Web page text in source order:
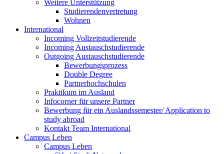
Weitere Unterstützung
Studierendenvertretung
Wohnen
International
Incoming Vollzeitstudierende
Incoming Austauschstudierende
Outgoing Austauschstudierende
Bewerbungsprozess
Double Degree
Partnerhochschulen
Praktikum im Ausland
Infocorner für unsere Partner
Bewerbung für ein Auslandssemester/ Application to
study abroad
Kontakt Team International
Campus Leben
Campus Leben